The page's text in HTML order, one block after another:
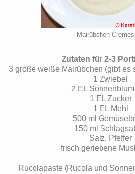
Mairübchen-
Zutaten für 2-3
3 große weiße Mairübchen (gibt es
1 Zwiebel
2 EL
1 EL Zucker
1 EL Mehl
500 ml
150 ml
Salz, Pfeffer
frisch geriebene
Rucolapaste (Rucola und